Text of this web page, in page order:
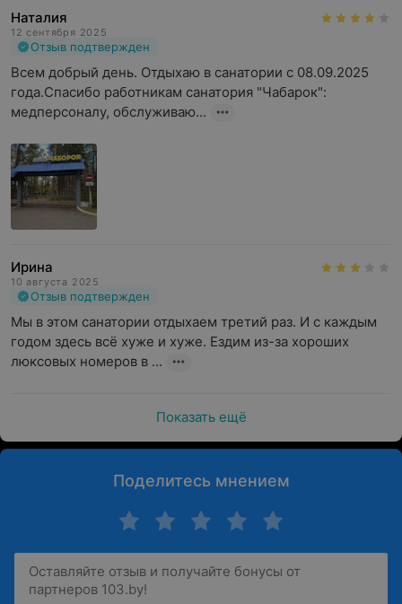
Наталия
12 сентября 2025
Отзыв подтвержден
Всем добрый день. Отдыхаю в санатории с 08.09.2025
года.Спасибо работникам санатория "Чабарок":
медперсоналу, обслуживаю...
Ирина
10 августа 2025
Отзыв подтвержден
Мы в этом санатории отдыхаем третий раз. И с каждым
годом здесь всё хуже и хуже. Ездим из-за хороших
люксовых номеров в ...
Показать ещё
Поделитесь мнением